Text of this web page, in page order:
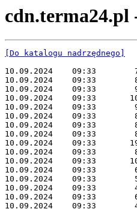
[Do katalogu nadrzędnego]
10.09.2024    09:33
10.09.2024    09:33
10.09.2024    09:33
10.09.2024    09:33
10.09.2024    09:33
10.09.2024    09:33
10.09.2024    09:33
10.09.2024    09:33
10.09.2024    09:33
10.09.2024    09:33
10.09.2024    09:33
10.09.2024    09:33
10.09.2024    09:33
10.09.2024    09:33
10.09.2024    09:33
10.09.2024    09:33